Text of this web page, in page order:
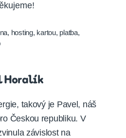
, hosting, kartou, platba,
Horalík
takový je Pavel, náš
Českou republiku. V
závislost na